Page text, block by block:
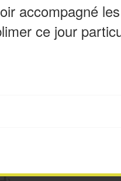
accompagné
ce jour